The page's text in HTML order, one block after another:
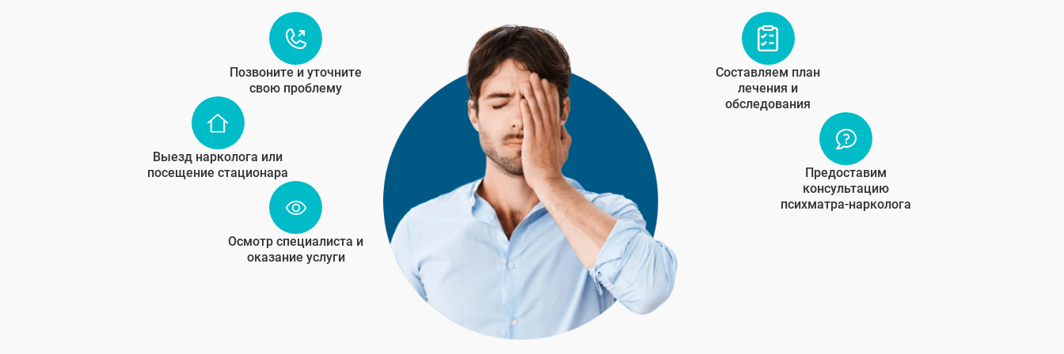
Позвоните и уточните
свою проблему
Выезд нарколога или
посещение стационара
Осмотр специалиста и
оказание услуги
Составляем план
лечения и
обследования
Предоставим
консультацию
психматра-нарколога